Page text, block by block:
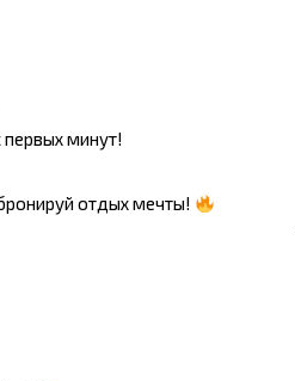
минут!
отдых мечты!